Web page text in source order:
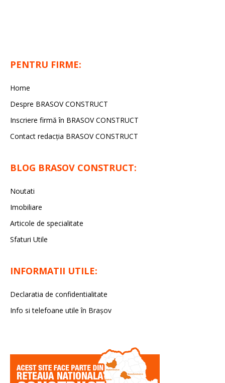
PENTRU FIRME:
Home
Despre BRASOV CONSTRUCT
Inscriere firmă în BRASOV CONSTRUCT
Contact redacţia BRASOV CONSTRUCT
BLOG BRASOV CONSTRUCT:
Noutati
Imobiliare
Articole de specialitate
Sfaturi Utile
INFORMATII UTILE:
Declaratia de confidentialitate
Info si telefoane utile în Braşov